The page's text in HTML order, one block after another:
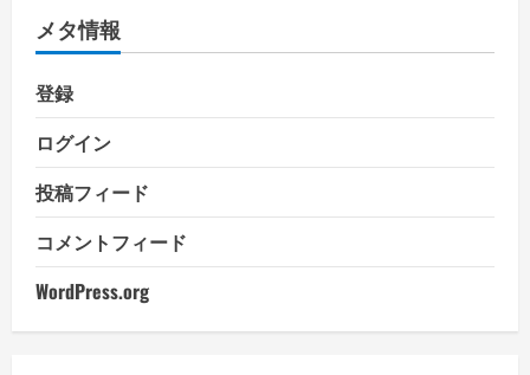
ー
メタ情報
登録
ログイン
投稿フィード
コメントフィード
WordPress.org